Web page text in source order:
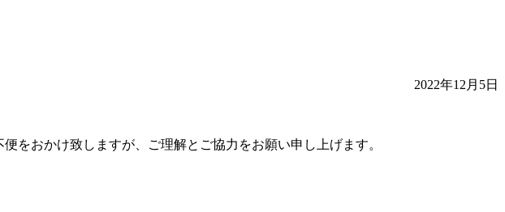
2022年12月5日
をおかけ致しますが、ご理解とご協力をお願い申し上げます。